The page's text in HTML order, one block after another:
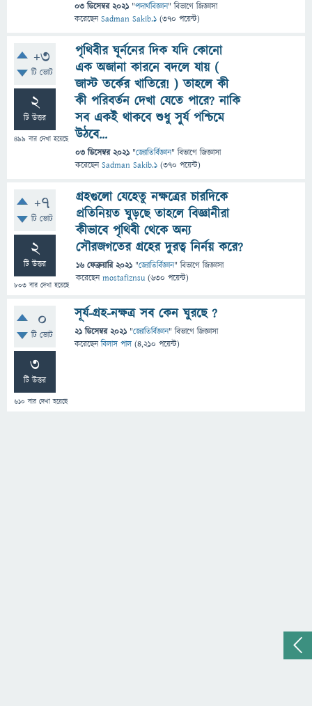
03 ডিসেম্বর 2021 "পদার্থবিজ্ঞান" বিভাগে জিজ্ঞাসা
করেছেনSadman Sakib.1 (370 পয়েন্ট)
+3
টি ভোট
2
টি উত্তর
499 বার দেখা হয়েছে
পৃথিবীর ঘূর্ননের দিক যদি কোনো
এক অজানা কারনে বদলে যায় (
জাস্ট তর্কের খাতিরে! ) তাহলে কী
কী পরিবর্তন দেখা যেতে পারে? নাকি
সব একই থাকবে শুধু সুর্য পশ্চিমে
উঠবে...
03 ডিসেম্বর 2021 "জ্যোতির্বিজ্ঞান" বিভাগে জিজ্ঞাসা
করেছেনSadman Sakib.1 (370 পয়েন্ট)
+7
টি ভোট
2
টি উত্তর
803 বার দেখা হয়েছে
গ্রহগুলো যেহেতু নক্ষত্রের চারদিকে
প্রতিনিয়ত ঘুড়ছে তাহলে বিজ্ঞানীরা
কীভাবে পৃথিবী থেকে অন্য
সৌরজগতের গ্রহের দুরত্ব নির্নয় করে?
16 ফেব্রুয়ারি 2021 "জ্যোতির্বিজ্ঞান" বিভাগে জিজ্ঞাসা
করেছেনmostafiznsu (630 পয়েন্ট)
0
টি ভোট
3
টি উত্তর
610 বার দেখা হয়েছে
সূর্য-গ্রহ-নক্ষত্র সব কেন ঘুরছে ?
21 ডিসেম্বর 2021 "জ্যোতির্বিজ্ঞান" বিভাগে জিজ্ঞাসা
করেছেনবিলাস পাল (4,210 পয়েন্ট)